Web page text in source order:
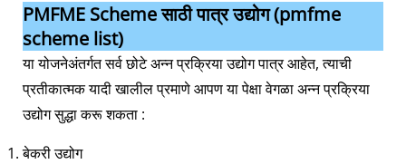
PMFME Scheme साठी पात्र उद्योग(pmfme
scheme list)
या योजनेअंतर्गत सर्व छोटे अन्न प्रक्रिया उद्योग पात्र आहेत, त्याची
प्रतीकात्मक यादी खालील प्रमाणे आपण या पेक्षा वेगळा अन्न प्रक्रिया
उद्योग सुद्धा करू शकता :
बेकरी उद्योग